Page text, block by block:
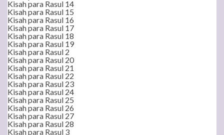
Kisah para Rasul 14
Kisah para Rasul 15
Kisah para Rasul 16
Kisah para Rasul 17
Kisah para Rasul 18
Kisah para Rasul 19
Kisah para Rasul 2
Kisah para Rasul 20
Kisah para Rasul 21
Kisah para Rasul 22
Kisah para Rasul 23
Kisah para Rasul 24
Kisah para Rasul 25
Kisah para Rasul 26
Kisah para Rasul 27
Kisah para Rasul 28
Kisah para Rasul 3